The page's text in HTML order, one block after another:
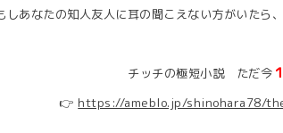
しあなたの知人友人に耳の聞こえない方がいた
チッチの極短小説 ただ今
👉 https://ameblo.jp/shinohara78/